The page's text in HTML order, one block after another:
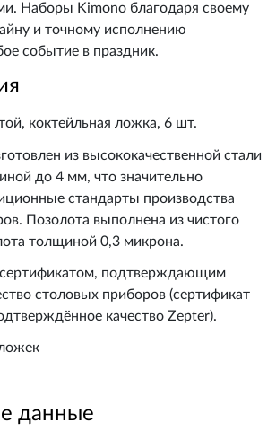
Наборы Kimono благодаря своему
и точному исполнению
событие в праздник.
коктейльная ложка, 6 шт.
из высококачественной стали
до 4 мм, что значительно
стандарты производства
Позолота выполнена из чистого
толщиной 0,3 микрона.
подтверждающим
столовых приборов (сертификат
качество Zepter).
данные